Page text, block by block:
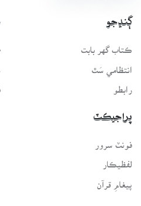
ڳنڍجو
ڪتاب گهر بابت
انتظامي سَٿ
رابطو
پراجيڪٽ
لفظيڪار
پيغامِ قرآن